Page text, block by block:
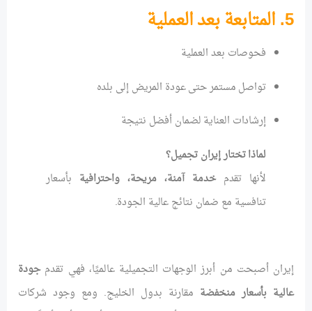
5. المتابعة بعد العملية
فحوصات بعد العملية
تواصل مستمر حتى عودة المريض إلى بلده
إرشادات العناية لضمان أفضل نتيجة
لماذا تختار إيران تجميل؟
لأنها تقدمخدمة آمنة، مريحة، واحترافية بأسعار
تنافسية مع ضمان نتائج عالية الجودة.
إيران أصبحت من أبرز الوجهات التجميلية عالميًا، فهي تقدمجودة
عالية بأسعار منخفضة مقارنة بدول الخليج. ومع وجود شركات